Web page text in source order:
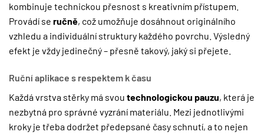
kombinuje technickou přesnost s kreativním přístupem.
Provádí se ručně, což umožňuje dosáhnout originálního
vzhledu a individuální struktury každého povrchu. Výsledný
efekt je vždy jedinečný – přesně takový, jaký si přejete.
Ruční aplikace s respektem k času
Každá vrstva stěrky má svou technologickou pauzu, která je
nezbytná pro správné vyzrání materiálu. Mezi jednotlivými
kroky je třeba dodržet předepsané časy schnutí, a to nejen